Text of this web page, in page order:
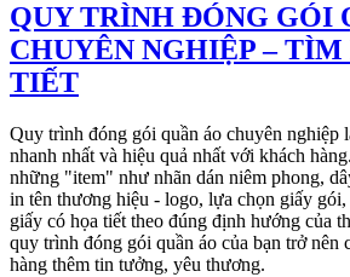
QUY TRÌNH ĐÓNG GÓI
CHUYÊN NGHIỆP –
TIẾT
Quy trình đóng gói quần áo chuyên nghiệp
nhanh nhất và hiệu quả nhất với khách
những "item" như nhãn dán niêm phong,
in tên thương hiệu - logo, lựa chọn giấy
giấy có họa tiết theo đúng định hướng của
quy trình đóng gói quần áo của bạn trở nên
hàng thêm tin tưởng, yêu thương.